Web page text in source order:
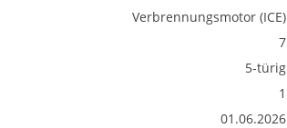
Verbrennungsmotor (ICE)
7
5-türig
1
01.06.2026